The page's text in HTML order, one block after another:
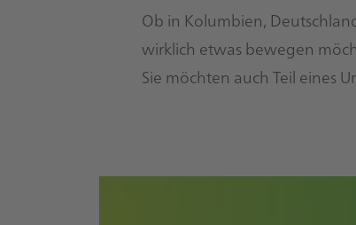
Ob in Kolumbien,
wirklich etwas bewegen
Sie möchten auch Teil eines